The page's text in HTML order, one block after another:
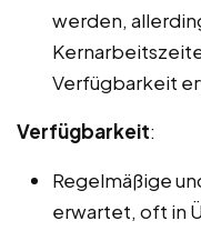
werden,
Verfügbarkeit
Verfügbarkeit:
Regelmäßige
erwartet, oft in